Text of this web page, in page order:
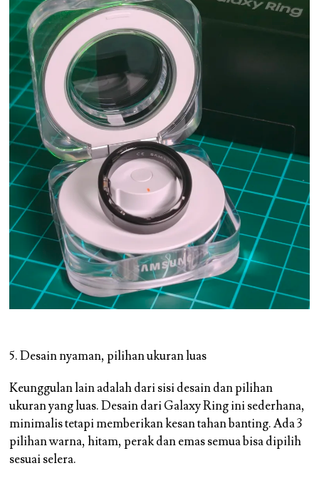
5. Desain nyaman, pilihan ukuran luas
Keunggulan lain adalah dari sisi desain dan pilihan
ukuran yang luas. Desain dari Galaxy Ring ini sederhana,
minimalis tetapi memberikan kesan tahan banting. Ada 3
pilihan warna, hitam, perak dan emas semua bisa dipilih
sesuai selera.